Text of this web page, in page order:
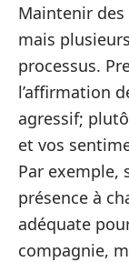
Maintenir
mais
processus.
l’affirmation
agressif;
et vos
Par exemple,
présence à
adéquate
compagnie,